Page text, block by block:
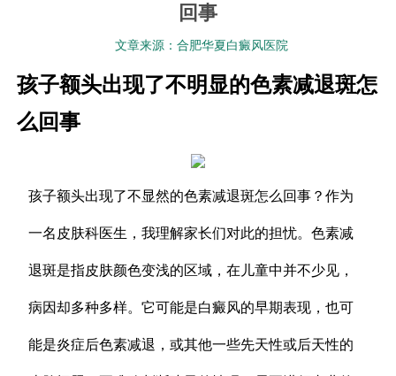
回事
文章来源：合肥华夏白癜风医院
孩子额头出现了不明显的色素减退斑怎
么回事
孩子额头出现了不显然的色素减退斑怎么回事？作为
一名皮肤科医生，我理解家长们对此的担忧。色素减
退斑是指皮肤颜色变浅的区域，在儿童中并不少见，
病因却多种多样。它可能是白癜风的早期表现，也可
能是炎症后色素减退，或其他一些先天性或后天性的